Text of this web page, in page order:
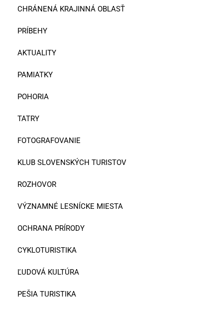
CHRÁNENÁ KRAJINNÁ OBLASŤ
PRÍBEHY
AKTUALITY
PAMIATKY
POHORIA
TATRY
FOTOGRAFOVANIE
KLUB SLOVENSKÝCH TURISTOV
ROZHOVOR
VÝZNAMNÉ LESNÍCKE MIESTA
OCHRANA PRÍRODY
CYKLOTURISTIKA
ĽUDOVÁ KULTÚRA
PEŠIA TURISTIKA